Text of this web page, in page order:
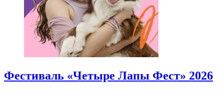
Фестиваль «Четыре Лапы Фест» 2026